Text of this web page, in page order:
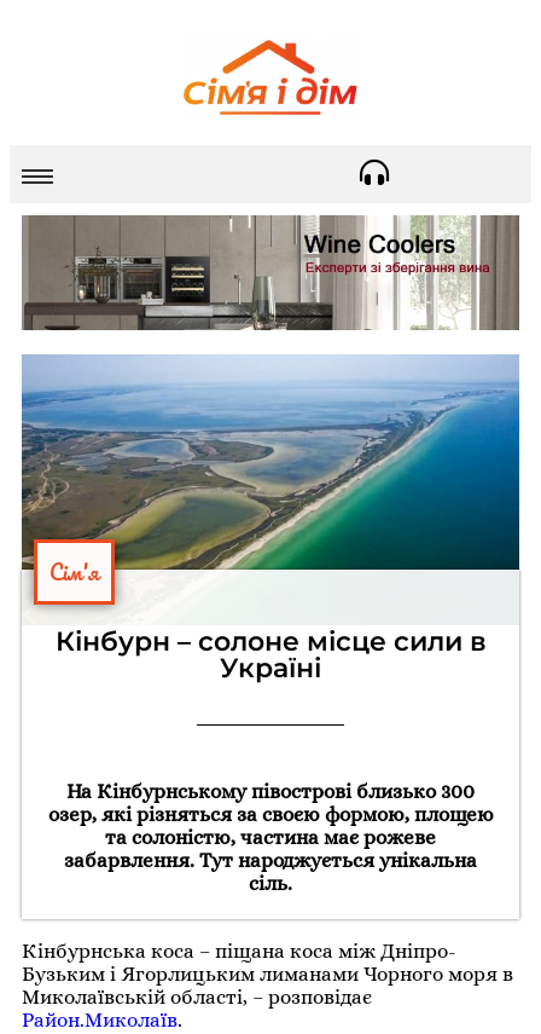
Сім'я
Кінбурн – солоне місце сили в
Україні
На Кінбурнському півострові близько 300
озер, які різняться за своєю формою, площею
та солоністю, частина має рожеве
забарвлення. Тут народжується унікальна
сіль.
Кінбурнська коса – піщана коса між Дніпро-
Бузьким і Ягорлицьким лиманами Чорного моря в
Миколаївській області, – розповідає
Район.Миколаїв.